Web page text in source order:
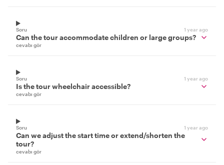
Soru 1 year ago
Can the tour accommodate children or large groups?
cevabı gör
Soru 1 year ago
Is the tour wheelchair accessible?
cevabı gör
Soru 1 year ago
Can we adjust the start time or extend/shorten the
tour?
cevabı gör